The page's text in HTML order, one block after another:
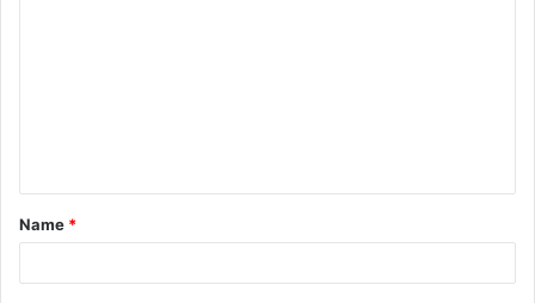
t
*
Name *